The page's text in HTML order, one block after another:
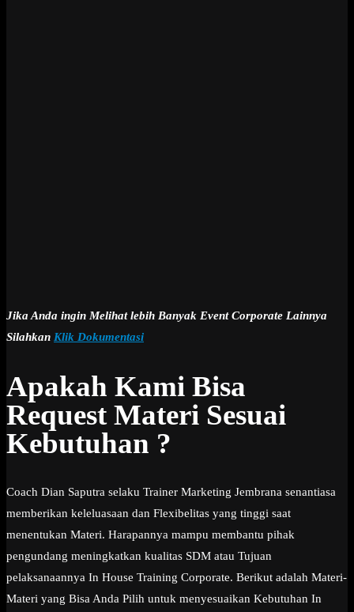
Jika Anda ingin Melihat lebih Banyak Event Corporate Lainnya
Silahkan Klik Dokumentasi
Apakah Kami Bisa
Request Materi Sesuai
Kebutuhan ?
Coach Dian Saputra selaku Trainer Marketing Jembrana senantiasa
memberikan keleluasaan dan Flexibelitas yang tinggi saat
menentukan Materi. Harapannya mampu membantu pihak
pengundang meningkatkan kualitas SDM atau Tujuan
pelaksanaannya In House Training Corporate. Berikut adalah Materi-
Materi yang Bisa Anda Pilih untuk menyesuaikan Kebutuhan In